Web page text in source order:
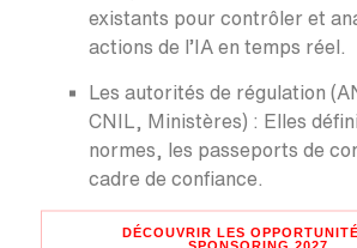
existants pour contrôler et
actions de l’IA en temps réel.
Les autorités de régulation
CNIL, Ministères) : Elles
normes, les passeports de
cadre de confiance.
DÉCOUVRIR LES
SPONSORING 2027